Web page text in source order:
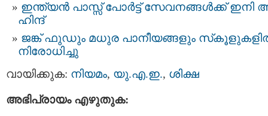
ഇന്ത്യന്‍ പാസ്സ്‌ പോർട്ട് സേവനങ്ങള്‍ക്ക് ഇനി
ഹിന്ദ്
ജങ്ക് ഫുഡും മധുര പാനീയങ്ങളും
നിരോധിച്ചു
വായിക്കുക: നിയമം, യു.എ.ഇ., ശിക്ഷ
അഭിപ്രായം എഴുതുക: